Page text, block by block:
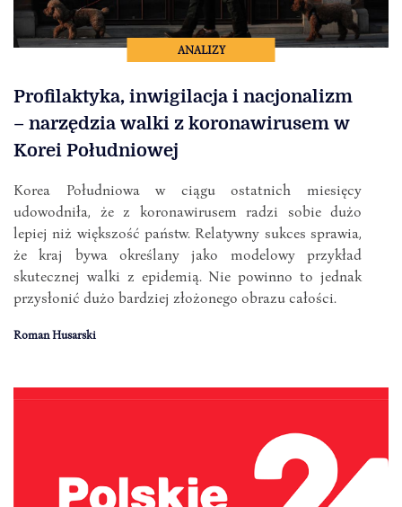
ANALIZY
Profilaktyka, inwigilacja i nacjonalizm
– narzędzia walki z koronawirusem w
Korei Południowej
Korea Południowa w ciągu ostatnich miesięcy
udowodniła, że z koronawirusem radzi sobie dużo
lepiej niż większość państw. Relatywny sukces sprawia,
że kraj bywa określany jako modelowy przykład
skutecznej walki z epidemią. Nie powinno to jednak
przysłonić dużo bardziej złożonego obrazu całości.
Roman Husarski